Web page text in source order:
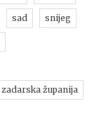
sad snijeg
zadarska županija